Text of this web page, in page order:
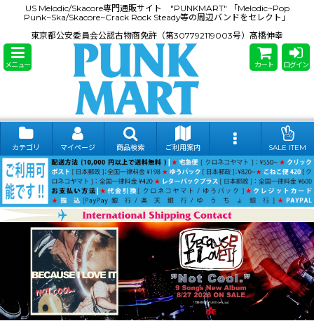
US Melodic/Skacore専門通販サイト "PUNKMART" 「Melodic~Pop
Punk~Ska/Skacore~Crack Rock Steady等の周辺バンドをセレクト」
東京都公安委員会公認古物商免許（第307792119003号）髙橋伸幸
メニュー カート ログイン
カテゴリ マイページ 商品検索 ご利用案内 SALE ITEM